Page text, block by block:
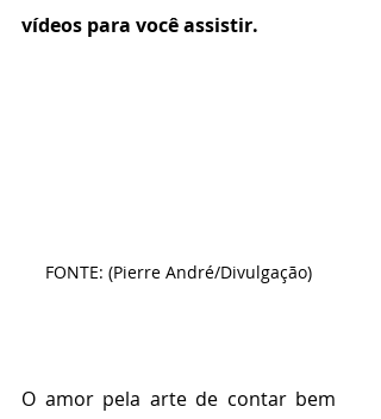
vídeos para você assistir.
FONTE: (Pierre André/Divulgação)
O amor pela arte de contar bem